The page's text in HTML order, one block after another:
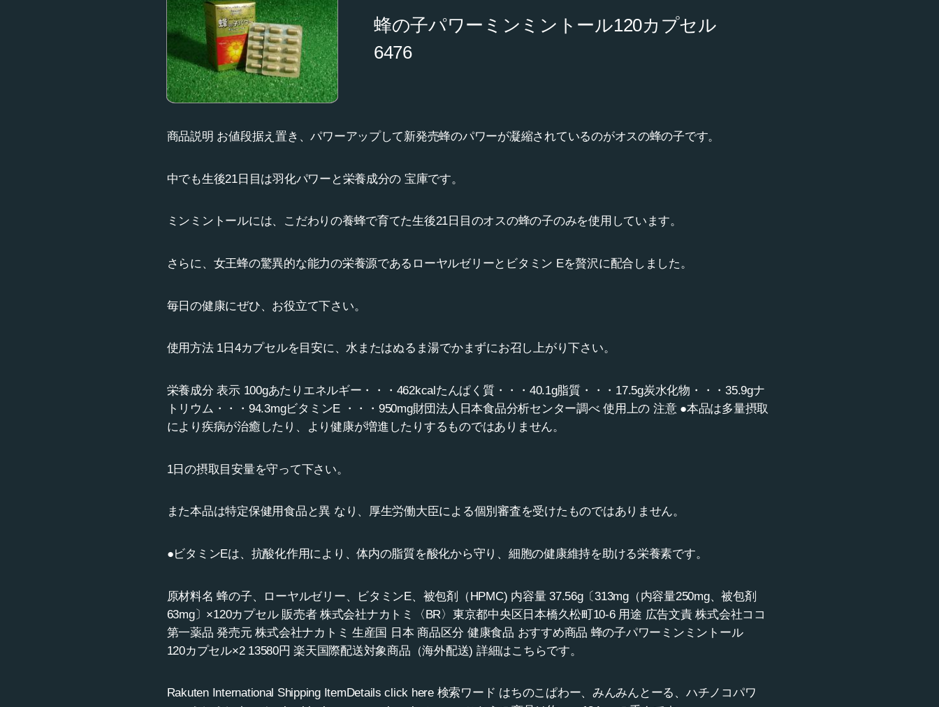
蜂の子パワーミンミントール120カプセル
6476
商品説明 お値段据え置き、パワーアップして新発売蜂のパワーが凝縮されているのがオスの蜂の子です。
中でも生後21日目は羽化パワーと栄養成分の 宝庫です。
ミンミントールには、こだわりの養蜂で育てた生後21日目のオスの蜂の子のみを使用しています。
さらに、女王蜂の驚異的な能力の栄養源であるローヤルゼリーとビタミン Eを贅沢に配合しました。
毎日の健康にぜひ、お役立て下さい。
使用方法 1日4カプセルを目安に、水またはぬるま湯でかまずにお召し上がり下さい。
栄養成分 表示 100gあたりエネルギー・・・462kcalたんぱく質・・・40.1g脂質・・・17.5g炭水化物・・・35.9gナ
トリウム・・・94.3mgビタミンE ・・・950mg財団法人日本食品分析センター調べ 使用上の 注意 ●本品は多量摂取
により疾病が治癒したり、より健康が増進したりするものではありません。
1日の摂取目安量を守って下さい。
また本品は特定保健用食品と異 なり、厚生労働大臣による個別審査を受けたものではありません。
●ビタミンEは、抗酸化作用により、体内の脂質を酸化から守り、細胞の健康維持を助ける栄養素です。
原材料名 蜂の子、ローヤルゼリー、ビタミンE、被包剤（HPMC) 内容量 37.56g〔313mg（内容量250mg、被包剤
63mg〕×120カプセル 販売者 株式会社ナカトミ〈BR〉東京都中央区日本橋久松町10-6 用途 広告文責 株式会社ココ
第一薬品 発売元 株式会社ナカトミ 生産国 日本 商品区分 健康食品 おすすめ商品 蜂の子パワーミンミントール
120カプセル×2 13580円 楽天国際配送対象商品（海外配送) 詳細はこちらです。
Rakuten International Shipping ItemDetails click here 検索ワード はちのこぱわー、みんみんとーる、ハチノコパワ